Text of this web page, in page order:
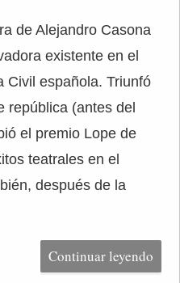
de Alejandro Casona
existente en el
Civil española. Triunfó
república (antes del
el premio Lope de
teatrales en el
después de la
Continuar leyendo